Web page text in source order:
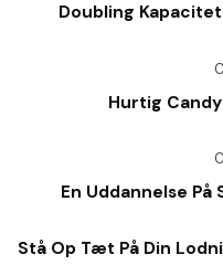
Doubling
Hurtig
En Uddannelse
Stå Op Tæt På Din